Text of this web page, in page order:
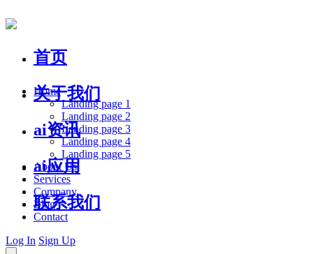
首页
关于我们
ai资讯
ai应用
联系我们
Home
Landing page 1
Landing page 2
Landing page 3
Landing page 4
Landing page 5
About Us
Services
Company
Blog
Contact
Log In Sign Up